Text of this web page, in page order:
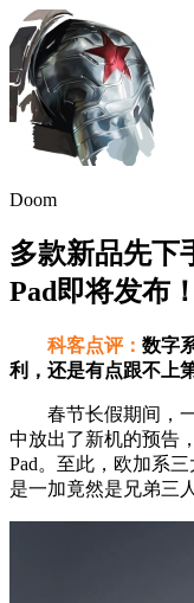
Doom
多款新品先下
Pad即将发布！
科客点评： 数字
利，还是有点跟不上
春节长假期间，一
中放出了新机的预告
Pad。至此，欧加系
是一加竟然是兄弟三